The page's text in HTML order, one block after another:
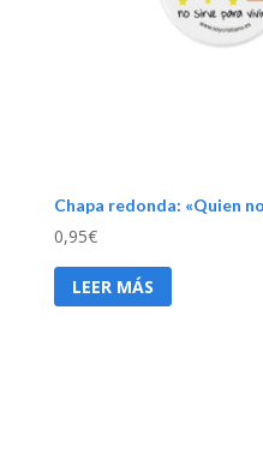
Chapa redonda: «Quien
0,95€
LEER MÁS